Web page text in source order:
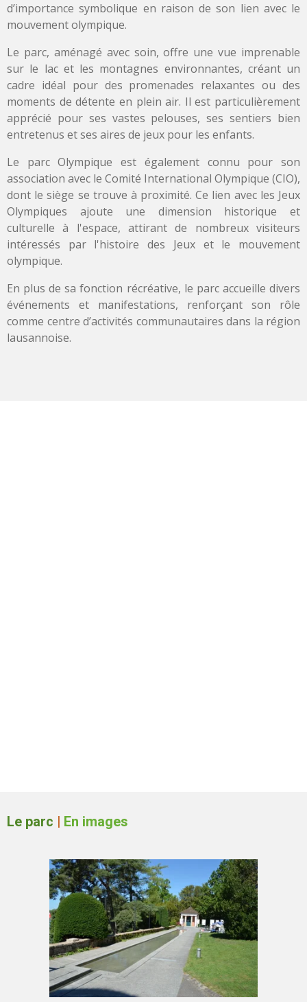
d’importance symbolique en raison de son lien avec le
mouvement olympique.
Le parc, aménagé avec soin, offre une vue imprenable
sur le lac et les montagnes environnantes, créant un
cadre idéal pour des promenades relaxantes ou des
moments de détente en plein air. Il est particulièrement
apprécié pour ses vastes pelouses, ses sentiers bien
entretenus et ses aires de jeux pour les enfants.
Le parc Olympique est également connu pour son
association avec le Comité International Olympique (CIO),
dont le siège se trouve à proximité. Ce lien avec les Jeux
Olympiques ajoute une dimension historique et
culturelle à l'espace, attirant de nombreux visiteurs
intéressés par l'histoire des Jeux et le mouvement
olympique.
En plus de sa fonction récréative, le parc accueille divers
événements et manifestations, renforçant son rôle
comme centre d’activités communautaires dans la région
lausannoise.
Le parc En images